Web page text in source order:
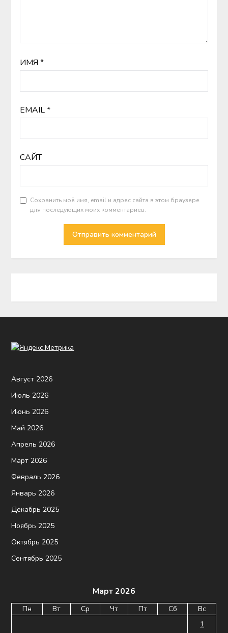
ИМЯ *
EMAIL*
САЙТ
Сохранить моё имя, email и адрес сайта в этом браузере
для последующих моих комментариев.
Август 2026
Июль 2026
Июнь 2026
Май 2026
Апрель 2026
Март 2026
Февраль 2026
Январь 2026
Декабрь 2025
Ноябрь 2025
Октябрь 2025
Сентябрь 2025
Март 2026
Пн Вт Ср Чт Пт Сб
Вс
1